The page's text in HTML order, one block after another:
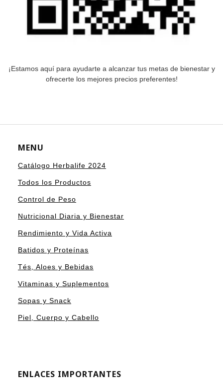
¡Estamos aquí para ayudarte a alcanzar tus metas de bienestar y
ofrecerte los mejores precios preferentes!
MENU
Catálogo Herbalife 2024
Todos los Productos
Control de Peso
Nutricional Diaria y Bienestar
Rendimiento y Vida Activa
Batidos y Proteínas
Tés, Aloes y Bebidas
Vitaminas y Suplementos
Sopas y Snack
Piel, Cuerpo y Cabello
ENLACES IMPORTANTES